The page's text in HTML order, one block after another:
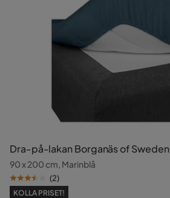
Dra-på-lakan Borganäs of Sweden
90 x 200 cm, Marinblå
(2)
KOLLA PRISET!